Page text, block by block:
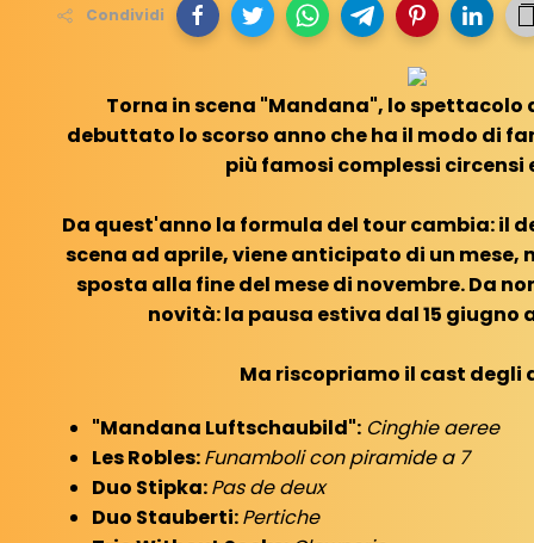
Condividi
Torna in scena "Mandana", lo spettacolo
debuttato lo scorso anno che ha il modo di
più famosi complessi circensi
Da quest'anno la formula del tour cambia: il
scena ad aprile, viene anticipato di un mese,
sposta alla fine del mese di novembre. Da
novità: la pausa estiva dal 15 giugno
Ma riscopriamo il cast degli
"Mandana Luftschaubild": Cinghie aeree
Les Robles:Funamboli con piramide a 7
Duo Stipka:Pas de deux
Duo Stauberti:Pertiche